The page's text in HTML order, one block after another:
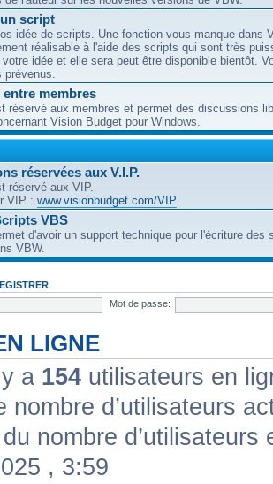
script
idée de scripts. Une fonction vous manque dans
réalisable à l'aide des scripts qui sont très
idée et elle sera peut être disponible bientôt.
entre membres
réservé aux membres et permet des discussions
Vision Budget pour Windows.
réservées aux V.I.P.
réservé aux VIP.
VIP : www.visionbudget.com/VIP
VBS
d'avoir un support technique pour l'écriture des
VBW.
Mot de passe:
LIGNE
a 154 utilisateurs en
nombre d’utilisateurs
nombre
, 3:59